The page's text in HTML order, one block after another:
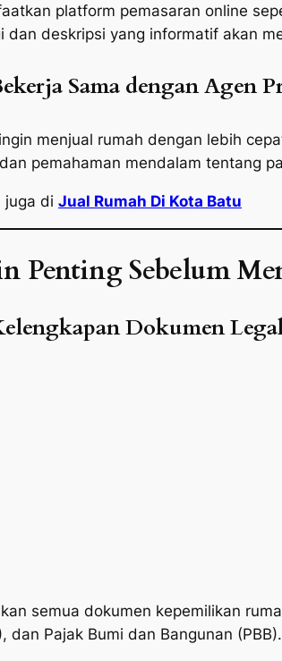
platform pemasaran online
dan deskripsi yang informatif akan
Sama dengan Agen
menjual rumah dengan lebih
pemahaman mendalam tentang
juga di Jual Rumah Di Kota Batu
Penting Sebelum
Dokumen
semua dokumen kepemilikan
dan Pajak Bumi dan Bangunan (PBB).